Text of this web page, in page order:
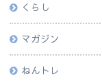
くらし
マガジン
ねんトレ